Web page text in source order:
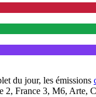
du jour, les émissions
2, France 3, M6, Arte,